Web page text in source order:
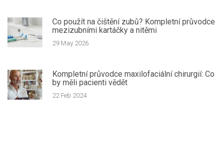
Co použít na čištění zubů? Kompletní průvodce
mezizubními kartáčky a nitěmi
29 May 2026
Kompletní průvodce maxilofaciální chirurgií: Co
by měli pacienti vědět
22 Feb 2024